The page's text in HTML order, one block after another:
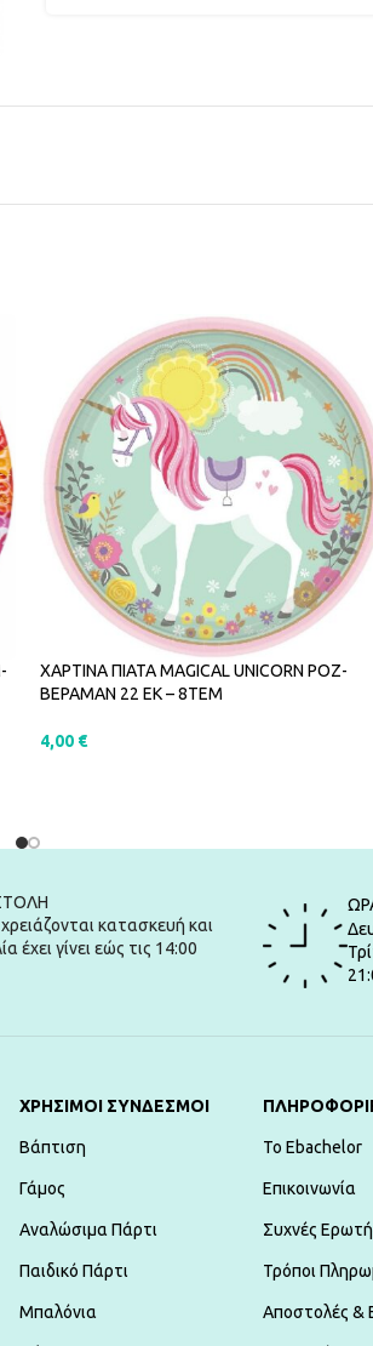
ΧΑΡΤΙΝΑ ΠΙΑΤΑ MAGICAL UNICORN ΡΟΖ-
ΒΕΡΑΜΑΝ 22 ΕΚ – 8ΤΕΜ
4,00 €
κατασκευή και
έχει γίνει εώς τις 14:00
ΧΡΗΣΙΜΟΙ ΣΥΝΔΕΣΜΟΙ
Βάπτιση
Γάμος
Αναλώσιμα Πάρτι
Παιδικό Πάρτι
Μπαλόνια
To Ebachelor
Επικοινωνία
Συχνές
Τρόποι
Αποστολές &